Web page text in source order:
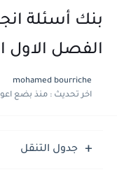
بنك أسئلة
الفصل الاول
mohamed bourriche
اخر تحديث :منذ بضع
جدول التنقل